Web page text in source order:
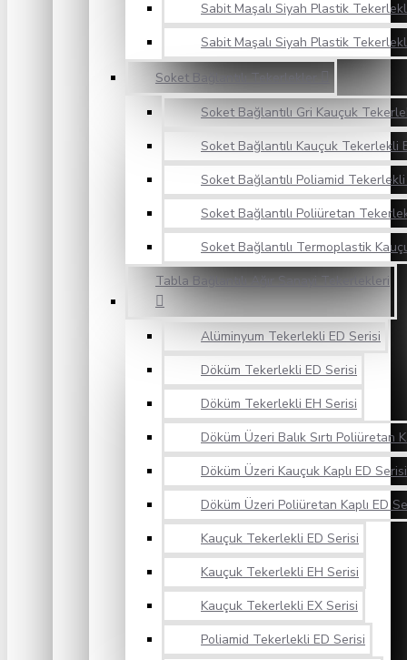
Sabit Maşalı Siyah Plastik
Sabit Maşalı Siyah Plastik
Soket Bağlantılı Tekerlekler
Soket Bağlantılı Gri Kauçuk
Soket Bağlantılı Kauçuk Tekerlekli
Soket Bağlantılı Poliamid
Soket Bağlantılı Poliüretan
Soket Bağlantılı Termoplastik
Tabla Bağlantılı Ağır Sanayi Tekerlekleri
Alüminyum Tekerlekli ED Serisi
Döküm Tekerlekli ED Serisi
Döküm Tekerlekli EH Serisi
Döküm Üzeri Balık Sırtı Poliüretan
Döküm Üzeri Kauçuk Kaplı ED Serisi
Döküm Üzeri Poliüretan Kaplı ED
Kauçuk Tekerlekli ED Serisi
Kauçuk Tekerlekli EH Serisi
Kauçuk Tekerlekli EX Serisi
Poliamid Tekerlekli ED Serisi